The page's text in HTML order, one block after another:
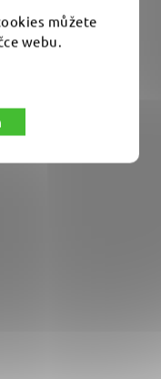
můžete
webu.